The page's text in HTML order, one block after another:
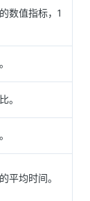
数值指标，1
。
平均时间。